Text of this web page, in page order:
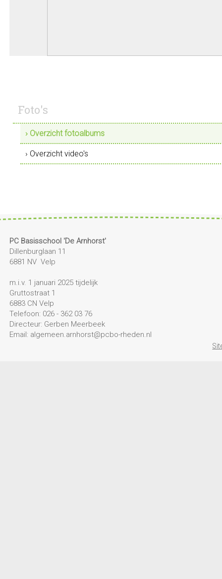
Foto's
› Overzicht fotoalbums
› Overzicht video's
PC Basisschool 'De Arnhorst'
Dillenburglaan 11
6881 NV Velp
m.i.v. 1 januari 2025 tijdelijk
Gruttostraat 1
6883 CN Velp
Telefoon: 026 - 362 03 76
Directeur: Gerben Meerbeek
Email: algemeen.arnhorst@pcbo-rheden.nl